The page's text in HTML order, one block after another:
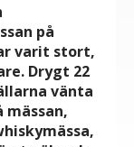
på
varit stort,
Drygt 22
vänta
mässan,